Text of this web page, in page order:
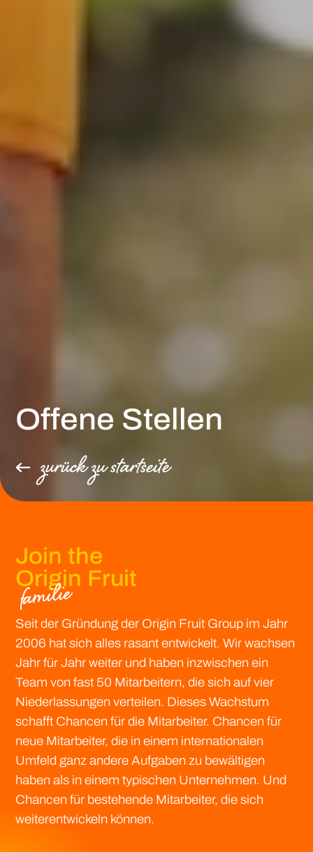
Offene Stellen
zurück zu startseite
Join the
Origin Fruit
familie
Seit der Gründung der Origin Fruit Group im Jahr
2006 hat sich alles rasant entwickelt. Wir wachsen
Jahr für Jahr weiter und haben inzwischen ein
Team von fast 50 Mitarbeitern, die sich auf vier
Niederlassungen verteilen. Dieses Wachstum
schafft Chancen für die Mitarbeiter. Chancen für
neue Mitarbeiter, die in einem internationalen
Umfeld ganz andere Aufgaben zu bewältigen
haben als in einem typischen Unternehmen. Und
Chancen für bestehende Mitarbeiter, die sich
weiterentwickeln können.